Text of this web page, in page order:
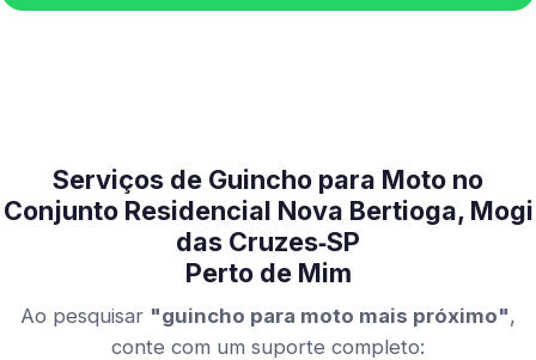
Serviços de Guincho para Moto no
Conjunto Residencial Nova Bertioga, Mogi
das Cruzes‑SP
Perto de Mim
Ao pesquisar "guincho para moto mais próximo",
conte com um suporte completo: